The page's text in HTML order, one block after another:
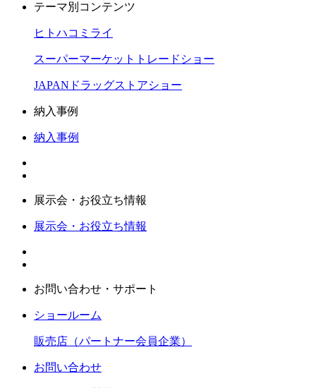
テーマ別コンテンツ
ヒトハコミライ
スーパーマーケットトレードショー
JAPANドラッグストアショー
納入事例
納入事例
展示会・お役立ち情報
展示会・お役立ち情報
お問い合わせ・サポート
ショールーム
販売店（パートナー会員企業）
お問い合わせ